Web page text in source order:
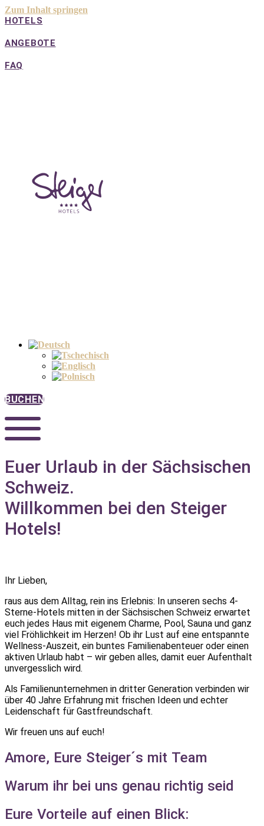
Zum Inhalt springen
HOTELS
ANGEBOTE
FAQ
BUCHEN
Euer Urlaub in der Sächsischen
Schweiz.
Willkommen bei den Steiger
Hotels!
Ihr Lieben,
raus aus dem Alltag, rein ins Erlebnis: In unseren sechs 4-
Sterne-Hotels mitten in der Sächsischen Schweiz erwartet
euch jedes Haus mit eigenem Charme, Pool, Sauna und ganz
viel Fröhlichkeit im Herzen! Ob ihr Lust auf eine entspannte
Wellness-Auszeit, ein buntes Familienabenteuer oder einen
aktiven Urlaub habt – wir geben alles, damit euer Aufenthalt
unvergesslich wird.
Als Familienunternehmen in dritter Generation verbinden wir
über 40 Jahre Erfahrung mit frischen Ideen und echter
Leidenschaft für Gastfreundschaft.
Wir freuen uns auf euch!
Amore, Eure Steiger´s mit Team
Warum ihr bei uns genau richtig seid
Eure Vorteile auf einen Blick: